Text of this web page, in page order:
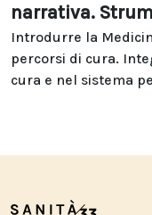
narrativa.
Introdurre la
percorsi di cura.
cura e nel sistema